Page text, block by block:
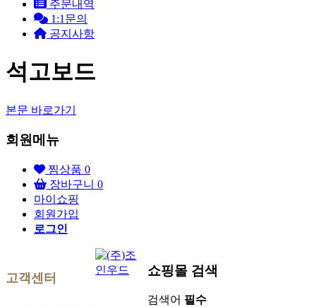
주문내역
1:1문의
공지사항
석고보드
본문 바로가기
회원메뉴
찜상품 0
장바구니 0
마이쇼핑
회원가입
로그인
고객센터
쇼핑몰 검색
검색어 필수